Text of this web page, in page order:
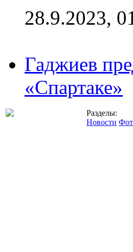
28.9.2023,
Гаджиев
«Спартаке»
Разделы:
Новости